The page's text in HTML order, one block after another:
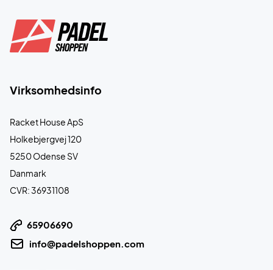
Virksomhedsinfo
Racket House ApS
Holkebjergvej 120
5250 Odense SV
Danmark
CVR: 36931108
65906690
info@padelshoppen.com